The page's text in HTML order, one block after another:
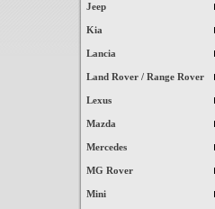
Jeep
Kia
Lancia
Land Rover / Range Rover
Lexus
Mazda
Mercedes
MG Rover
Mini